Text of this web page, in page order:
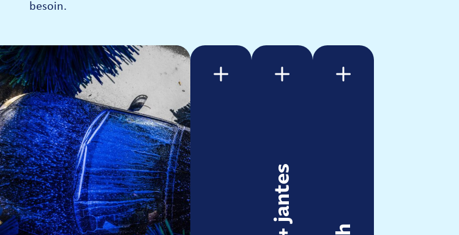
besoin.